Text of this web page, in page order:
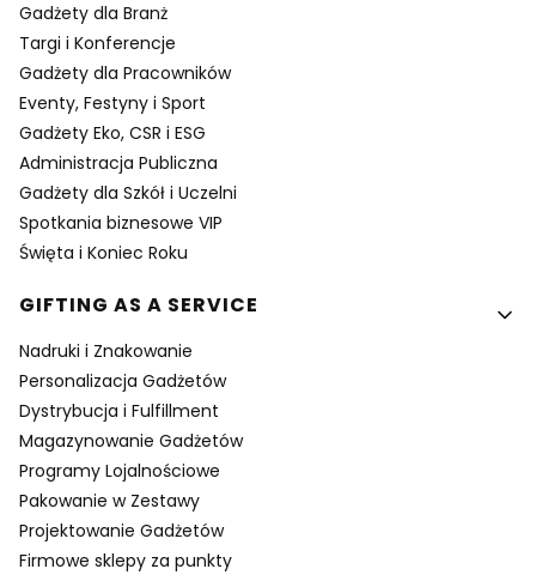
Gadżety dla Branż
Targi i Konferencje
Gadżety dla Pracowników
Eventy, Festyny i Sport
Gadżety Eko, CSR i ESG
Administracja Publiczna
Gadżety dla Szkół i Uczelni
Spotkania biznesowe VIP
Święta i Koniec Roku
GIFTING AS A SERVICE
Nadruki i Znakowanie
Personalizacja Gadżetów
Dystrybucja i Fulfillment
Magazynowanie Gadżetów
Programy Lojalnościowe
Pakowanie w Zestawy
Projektowanie Gadżetów
Firmowe sklepy za punkty